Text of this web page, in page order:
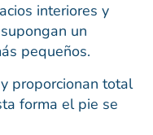
interiores y
un
pequeños.
proporcionan total
forma el pie se